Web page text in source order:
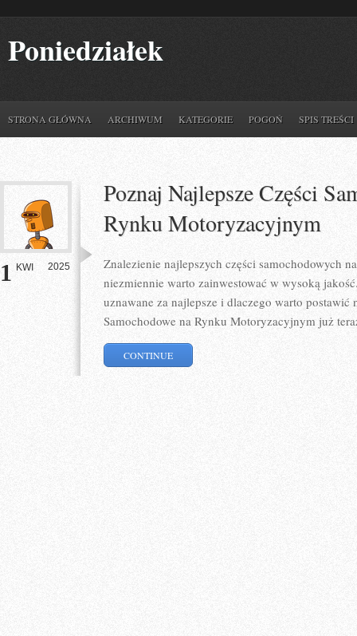
Poniedziałek
STRONA GŁÓWNA ARCHIWUM KATEGORIE POGOŃ SPIS TREŚCI
1 KWI 2025
Poznaj Najlepsze Części
Rynku Motoryzacyjnym
Znalezienie najlepszych części samochodowych
niezmiennie warto zainwestować w wysoką
uznawane za najlepsze i dlaczego warto postawić
Samochodowe na Rynku Motoryzacyjnym już
CONTINUE